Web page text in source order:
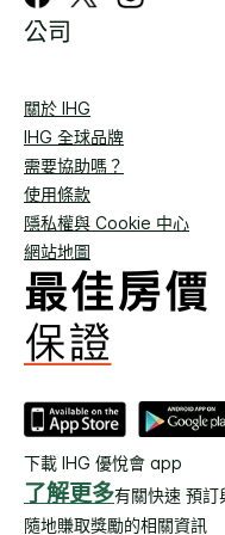
公司
關於 IHG
IHG 全球品牌
需要協助嗎？
使用條款
隱私權與 Cookie 中心
網站地圖
下載 IHG 優悅會 app
了解更多有關快速 預訂
隨地賺取獎勵的相關資訊